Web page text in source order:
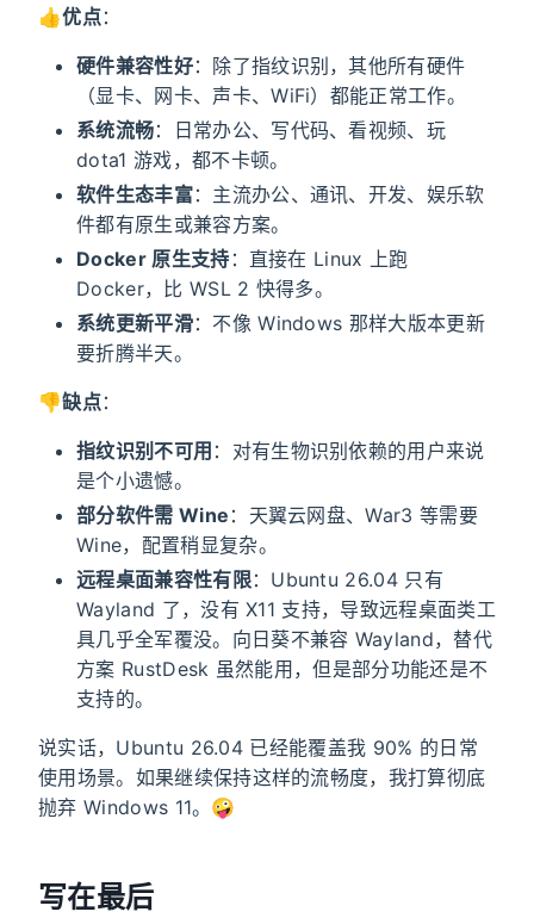
👍️优点：
硬件兼容性好：除了指纹识别，其他所有硬件
（显卡、网卡、声卡、WiFi）都能正常工作。
系统流畅：日常办公、写代码、看视频、玩
dota1 游戏，都不卡顿。
软件生态丰富：主流办公、通讯、开发、娱乐软
件都有原生或兼容方案。
Docker 原生支持 ：直接在 Linux 上跑
Docker，比 WSL 2 快得多。
系统更新平滑：不像 Windows 那样大版本更新
要折腾半天。
👎缺点：
指纹识别不可用 ：对有生物识别依赖的用户来说
是个小遗憾。
部分软件需 Wine ：天翼云网盘、War3 等需要
Wine，配置稍显复杂。
远程桌面兼容性有限：Ubuntu 26.04 只有
Wayland 了，没有 X11 支持，导致远程桌面类工
具几乎全军覆没。向日葵不兼容 Wayland，替代
方案 RustDesk 虽然能用，但是部分功能还是不
支持的。
说实话，Ubuntu 26.04 已经能覆盖我 90% 的日常
使用场景。如果继续保持这样的流畅度，我打算彻底
抛弃 Windows 11。🤪
写在最后